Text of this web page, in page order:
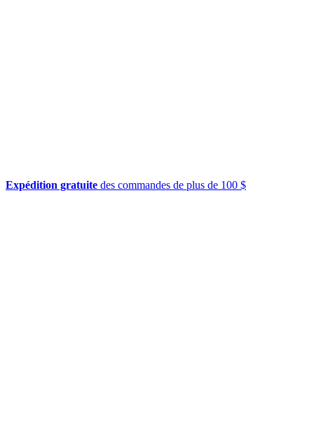
Expédition gratuite des commandes de plus de 100 $